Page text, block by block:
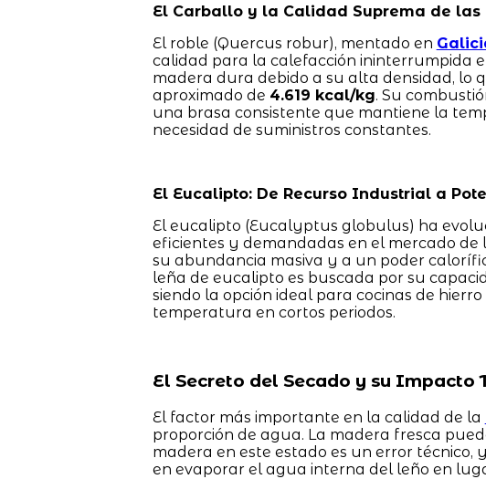
El Carballo y la Calidad Suprema de las
El roble (Quercus robur), mentado en
calidad para la calefacción ininterrumpida
madera dura debido a su alta densidad, lo
aproximado de 4.619 kcal/kg. Su
una brasa consistente que mantiene la
necesidad de suministros constantes.
El Eucalipto: De Recurso Industrial a
El eucalipto (Eucalyptus globulus) ha
eficientes y demandadas en el mercado de
su abundancia masiva y a un poder
leña de eucalipto es buscada por su
siendo la opción ideal para cocinas de
temperatura en cortos periodos.
El Secreto del Secado y su Impacto
El factor más importante en la calidad de la
proporción de agua. La madera fresca
madera en este estado es un error
en evaporar el agua interna del leño en